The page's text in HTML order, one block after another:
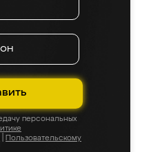
персональных
Пользовательскому